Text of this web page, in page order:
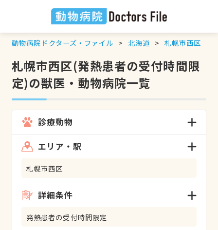
動物病院ドクターズ・ファイル 北海道 札幌市西区
札幌市西区(発熱患者の受付時間限
定)の獣医・動物病院一覧
診療動物
エリア・駅
札幌市西区
詳細条件
発熱患者の受付時間限定